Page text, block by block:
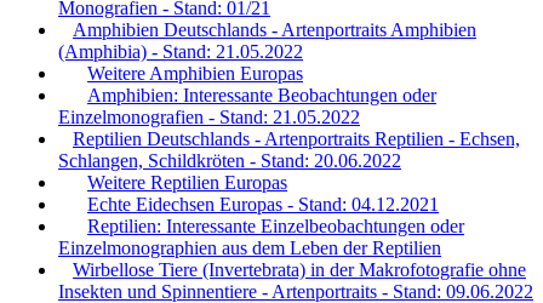
Monografien - Stand: 01/21
Amphibien Deutschlands - Artenportraits Amphibien
(Amphibia) - Stand: 21.05.2022
Weitere Amphibien Europas
Amphibien: Interessante Beobachtungen oder
Einzelmonografien - Stand: 21.05.2022
Reptilien Deutschlands - Artenportraits Reptilien - Echsen,
Schlangen, Schildkröten - Stand: 20.06.2022
Weitere Reptilien Europas
Echte Eidechsen Europas - Stand: 04.12.2021
Reptilien: Interessante Einzelbeobachtungen oder
Einzelmonographien aus dem Leben der Reptilien
Wirbellose Tiere (Invertebrata) in der Makrofotografie ohne
Insekten und Spinnentiere - Artenportraits - Stand: 09.06.2022